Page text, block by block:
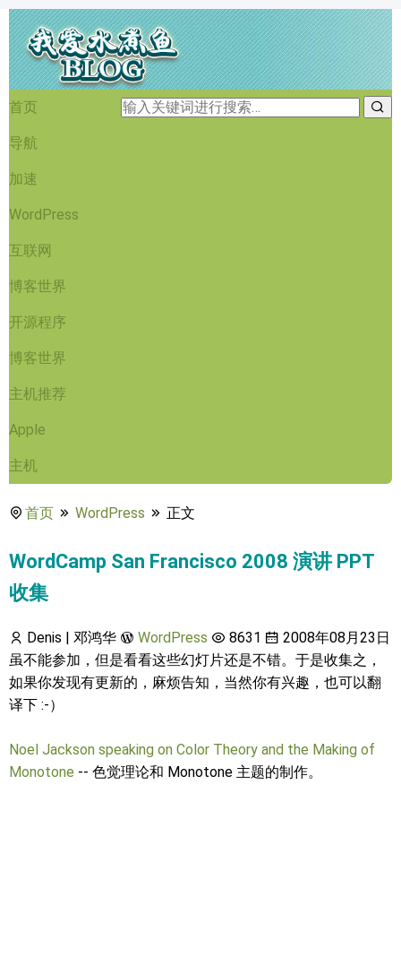
首页
导航
加速
WordPress
互联网
博客世界
开源程序
博客世界
主机推荐
Apple
主机
首页 WordPress 正文
WordCamp San Francisco 2008 演讲 PPT
收集
Denis | 邓鸿华 WordPress 8631
2008年08月23日
虽不能参加，但是看看这些幻灯片还是不错。于是收集之，
如果你发现有更新的，麻烦告知，当然你有兴趣，也可以翻
译下 :-）
Noel Jackson speaking on Color Theory and the Making of
Monotone -- 色觉理论和 Monotone 主题的制作。